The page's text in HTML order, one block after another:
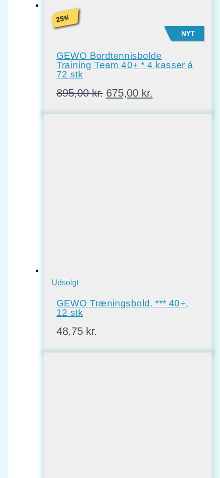
25%
NYT
GEWO Bordtennisbolde
Training Team 40+ * 4 kasser á
72 stk
895,00kr. Den
pris
675,00 kr.
pris
Udsolgt
GEWO Træningsbold, *** 40+,
12 stk
48,75 kr.